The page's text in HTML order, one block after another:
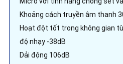
Khoảng cách truyền âm thanh
Hoạt đột tốt trong không gian
độ nhạy -38dB
Dải động 106dB